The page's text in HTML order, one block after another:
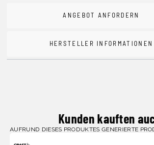
ANGEBOT ANFORDERN
HERSTELLER INFORMATIONEN
Kunden kauften
AUFRUND DIESES PRODUKTES GENERIERTE